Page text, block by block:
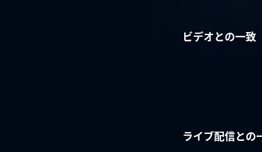
ビデオとの一致
ライブ配信との